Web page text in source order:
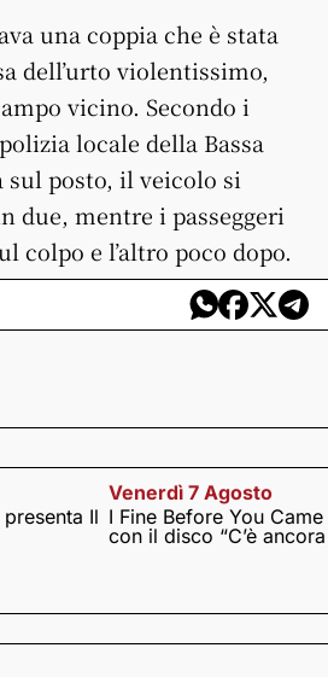
una coppia che è stata
dell’urto violentissimo,
vicino. Secondo i
locale della Bassa
sul posto, il veicolo si
due, mentre i passeggeri
colpo e l’altro poco dopo.
Il
Venerdì 7 Agosto
I Fine Before You
con il disco “C’è